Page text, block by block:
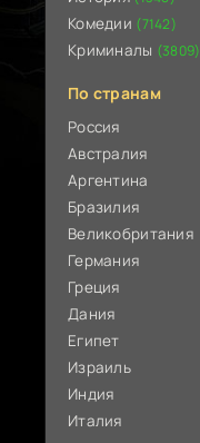
Комедии (7142)
Криминалы (3809)
По странам
Россия
Австралия
Аргентина
Бразилия
Великобритания
Германия
Греция
Дания
Египет
Израиль
Индия
Италия